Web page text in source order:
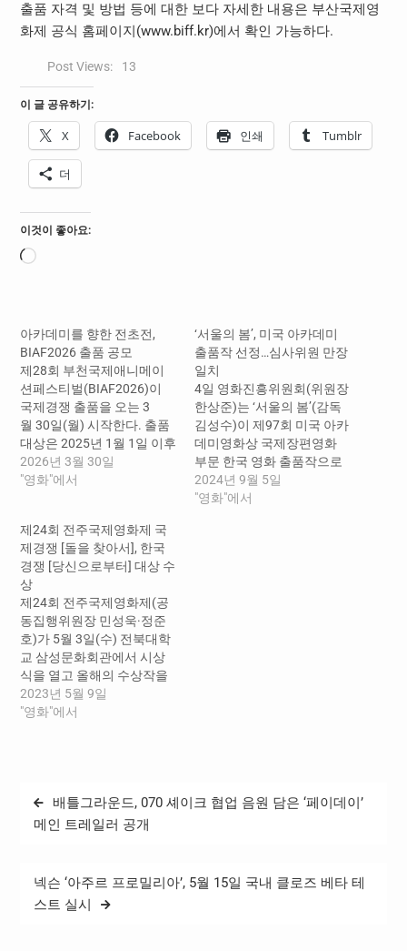
출품 자격 및 방법 등에 대한 보다 자세한 내용은 부산국제영
화제 공식 홈페이지(www.biff.kr)에서 확인 가능하다.
Post Views: 13
이 글 공유하기:
X Facebook 인쇄 Tumblr
더
이것이 좋아요:
로
아카데미를 향한 전초전,
BIAF2026 출품 공모
제28회 부천국제애니메이
션페스티벌(BIAF2026)이
국제경쟁 출품을 오는 3
월 30일(월) 시작한다. 출품
대상은 2025년 1월 1일 이후
완성한 애니메이션으로,
AI 작품도 각 부문 출품이 가
을 시상한다. 출품 마감은 단
편 부문(단편, 학생, TV&커미
션드, 한국 단편)은 2026년 6
월 30일, 장편 부문은 7월 31
일까지이다. 단편 대상 수상
작에는 차기년도 아카데미
단편 애니메이션 부문 출품
자격이 부여된다. BIAF는 그
동안 아카데미 시상식에 앞
서 세계적으로 주목받는 작
품들을 꾸준히 발굴해왔다.
2026년 3월 30일
"영화"에서
‘서울의 봄’, 미국 아카데미
출품작 선정…심사위원 만장
일치
4일 영화진흥위원회(위원장
한상준)는 ‘서울의 봄’(감독
김성수)이 제97회 미국 아카
데미영화상 국제장편영화
부문 한국 영화 출품작으로
선정됐다고 밝혔다. ‘서울의
봄 ’은 대한민국을 뒤흔
2024년 9월 5일
"영화"에서
제24회 전주국제영화제 국
제경쟁 [돌을 찾아서], 한국
경쟁 [당신으로부터] 대상 수
상
제24회 전주국제영화제(공
동집행위원장 민성욱·정준
호)가 5월 3일(수) 전북대학
교 삼성문화회관에서 시상
식을 열고 올해의 수상작을
발표했다. 국제경쟁·한국경
쟁·한국단편경쟁 부문에서
가, 부지영 감독, 에리카 발솜
평론가, 옥자연 배우, 마이알
위원장, 손희정 평론가, 이치
야마 쇼조 도쿄국제영화제
수석프로그래머, 이혁상 감
2023년 5월 9일
"영화"에서
글
탐
배틀그라운드, 070 셰이크 협업 음원 담은 ‘페이데이’
메인 트레일러 공개
넥슨 ‘아주르 프로밀리아’, 5월 15일 국내 클로즈 베타 테
스트 실시